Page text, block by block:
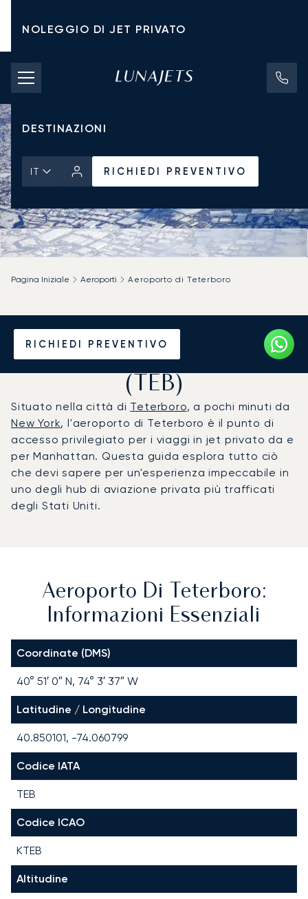
NOLEGGIO DI JET PRIVATO
TARIFFE DI NOLEGGIO
JET PRIVATI
DESTINAZIONI
IT RICHIEDI PREVENTIVO
RICHIEDI PREVENTIVO
Pagina Iniziale Aeroporti Aeroporto di Teterboro
Noleggio jet privato per
l'Aeroporto di Teterboro
(TEB)
Situato nella città di Teterboro, a pochi minuti da
New York, l'aeroporto di Teterboro è il punto di
accesso privilegiato per i viaggi in jet privato da e
per Manhattan. Questa guida esplora tutto ciò
che devi sapere per un'esperienza impeccabile in
uno degli hub di aviazione privata più trafficati
degli Stati Uniti.
Aeroporto Di Teterboro:
Informazioni Essenziali
Coordinate (DMS)
40° 51′ 0″ N, 74° 3′ 37″ W
Latitudine / Longitudine
40.850101, -74.060799
Codice IATA
TEB
Codice ICAO
KTEB
Altitudine